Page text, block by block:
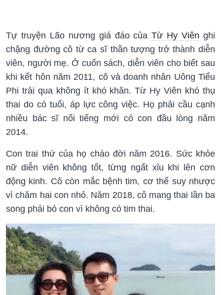
Tự truyện Lão nương giá đáo củaTừ Hy Viên ghi
chặng đường cô từ ca sĩ thần tượng trở thành diễn
viên, người mẹ. Ở cuốn sách, diễn viên cho biết sau
khi kết hôn năm 2011, cô và doanh nhân Uông Tiểu
Phi trải qua không ít khó khăn. Từ Hy Viên khó thụ
thai do có tuổi, áp lực công việc. Họ phải cầu cạnh
nhiều bác sĩ nổi tiếng mới có con đầu lòng năm
2014.
Con trai thứ của họ chào đời năm 2016. Sức khỏe
nữ diễn viên không tốt, từng ngất xỉu khi lên cơn
động kinh. Cô còn mắc bệnh tim, cơ thể suy nhược
vì chăm hai con nhỏ. Năm 2018, cô mang thai lần ba
song phải bỏ con vì không có tim thai.